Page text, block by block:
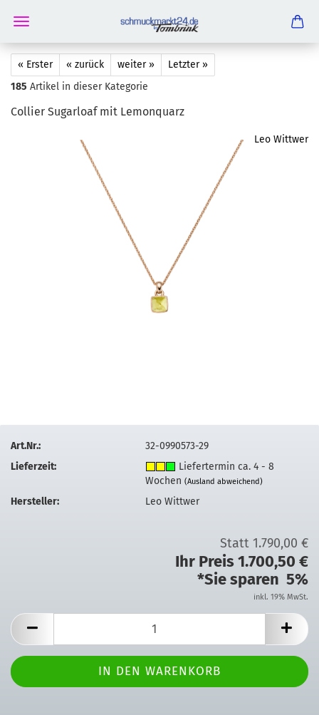
« Erster « zurück weiter »
Letzter »
185 Artikel in dieser Kategorie
Col­lier Su­gar­lo­af mit Le­mon­quarz
Leo Wittwer
Art.Nr.:
32-0990573-29
Lieferzeit:
Liefertermin ca. 4 - 8
Wochen(Ausland abweichend)
Hersteller: Leo Wittwer
Statt 1.790,00 €
Ihr Preis 1.700,50 €
*Sie sparen 5%
inkl. 19% MwSt.